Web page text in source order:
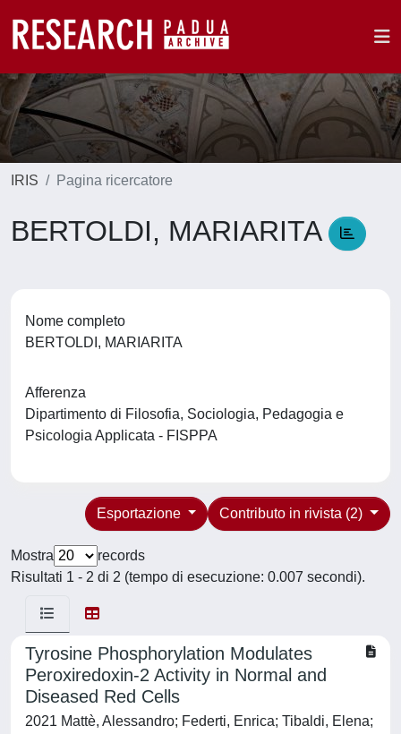
IRIS Pagina ricercatore
BERTOLDI, MARIARITA
Nome completo
BERTOLDI, MARIARITA
Afferenza
Dipartimento di Filosofia, Sociologia, Pedagogia e
Psicologia Applicata - FISPPA
Contributo in rivista (2)
Esportazione
Mostra
records
Risultati 1 - 2 di 2 (tempo di esecuzione: 0.007 secondi).
Tyrosine Phosphorylation Modulates
Peroxiredoxin-2 Activity in Normal and
Diseased Red Cells
2021 Mattè, Alessandro; Federti, Enrica; Tibaldi, Elena;